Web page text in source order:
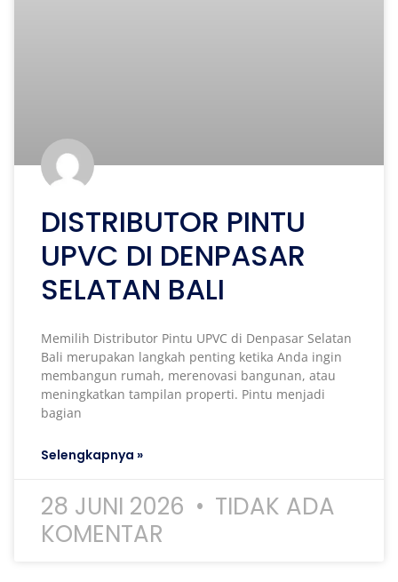
DISTRIBUTOR PINTU
UPVC DI DENPASAR
SELATAN BALI
Memilih Distributor Pintu UPVC di Denpasar Selatan
Bali merupakan langkah penting ketika Anda ingin
membangun rumah, merenovasi bangunan, atau
meningkatkan tampilan properti. Pintu menjadi
bagian
Selengkapnya »
28 JUNI 2026
TIDAK ADA
KOMENTAR